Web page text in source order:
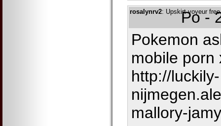
rosalynrv2: Upskirt voyeur
Po -
Pokemon
mobile porn
http://luckily-
mallory-